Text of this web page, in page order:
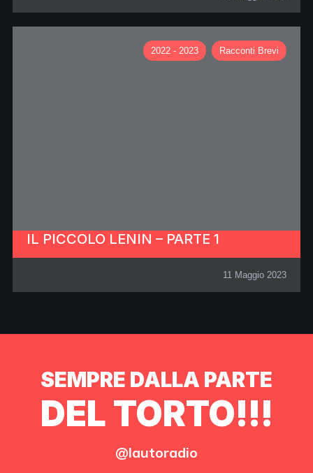
2022 - 2023 Racconti Brevi
IL PICCOLO LENIN – PARTE 1
11 Maggio 2023
SEMPRE DALLA PARTE
DEL TORTO!!!
@lautoradio